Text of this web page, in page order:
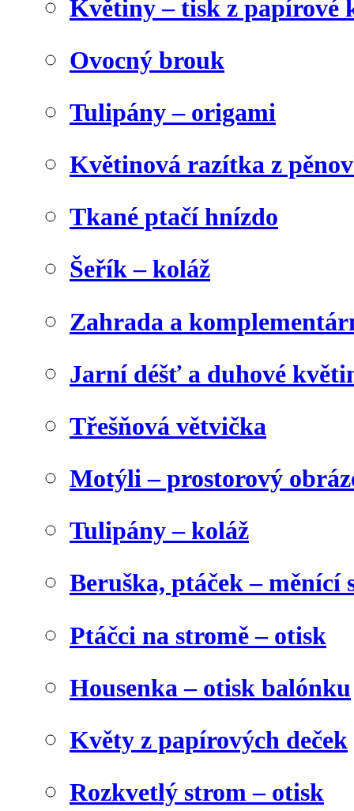
Květiny – tisk z papírové
Ovocný brouk
Tulipány – origami
Květinová razítka z
Tkané ptačí hnízdo
Šeřík – koláž
Zahrada a
Jarní déšť a duhové
Třešňová větvička
Motýli – prostorový
Tulipány – koláž
Beruška, ptáček – měnící
Ptáčci na stromě – otisk
Housenka – otisk balónku
Květy z papírových deček
Rozkvetlý strom – otisk